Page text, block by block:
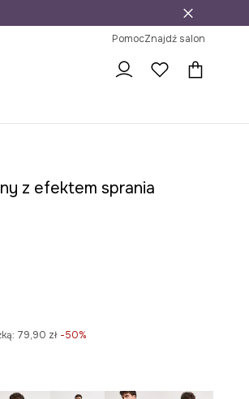
PomocZnajdź salon
z efektem sprania
79,90 zł -50%